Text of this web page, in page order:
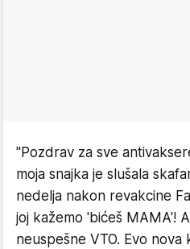
"Pozdrav za sve
moja snajka je slušala
nedelja nakon revakcine
joj kažemo 'bićeš MAMA'!
neuspešne VTO. Evo